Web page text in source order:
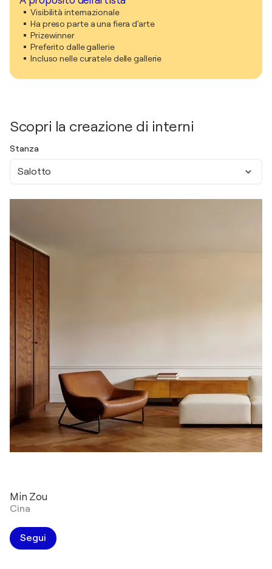
Visibilità internazionale
Ha preso parte a una fiera d'arte
Prizewinner
Preferito dalle gallerie
Incluso nelle curatele delle gallerie
Scopri la creazione di interni
Stanza
Salotto
Min Zou
Cina
Segui